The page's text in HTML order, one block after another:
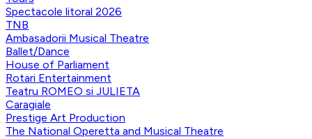
Spectacole litoral 2026
TNB
Ambasadorii Musical Theatre
Ballet/Dance
House of Parliament
Rotari Entertainment
Teatru ROMEO si JULIETA
Caragiale
Prestige Art Production
The National Operetta and Musical Theatre